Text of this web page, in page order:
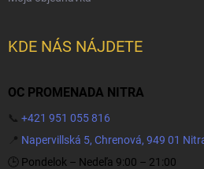
KDE NÁS NÁJDETE
OC PROMENADA NITRA
📞 +421 951 055 816
📍 Napervillská 5, Chrenová, 949 01
🕒 Pondelok – Nedeľa 9:00 – 21:00